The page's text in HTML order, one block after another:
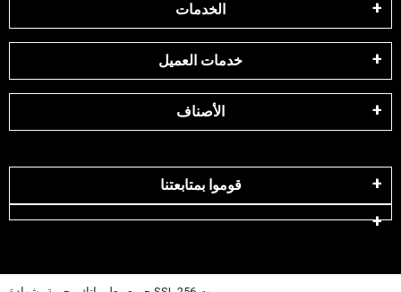
الخدمات
خدمات العميل
الأصناف
قوموا بمتابعتنا